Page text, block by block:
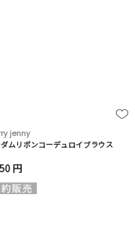
jenny
ムリボンコーデュロイブラウス
円